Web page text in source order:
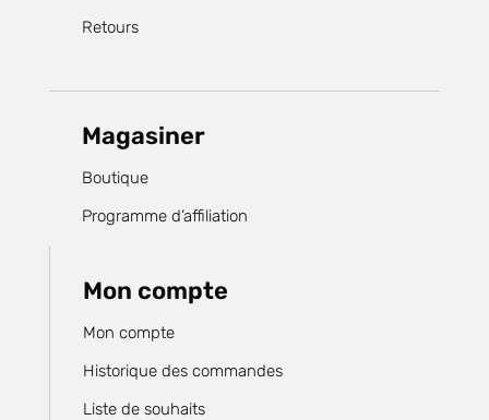
Retours
Magasiner
Boutique
Programme d’affiliation
Mon compte
Mon compte
Historique des commandes
Liste de souhaits